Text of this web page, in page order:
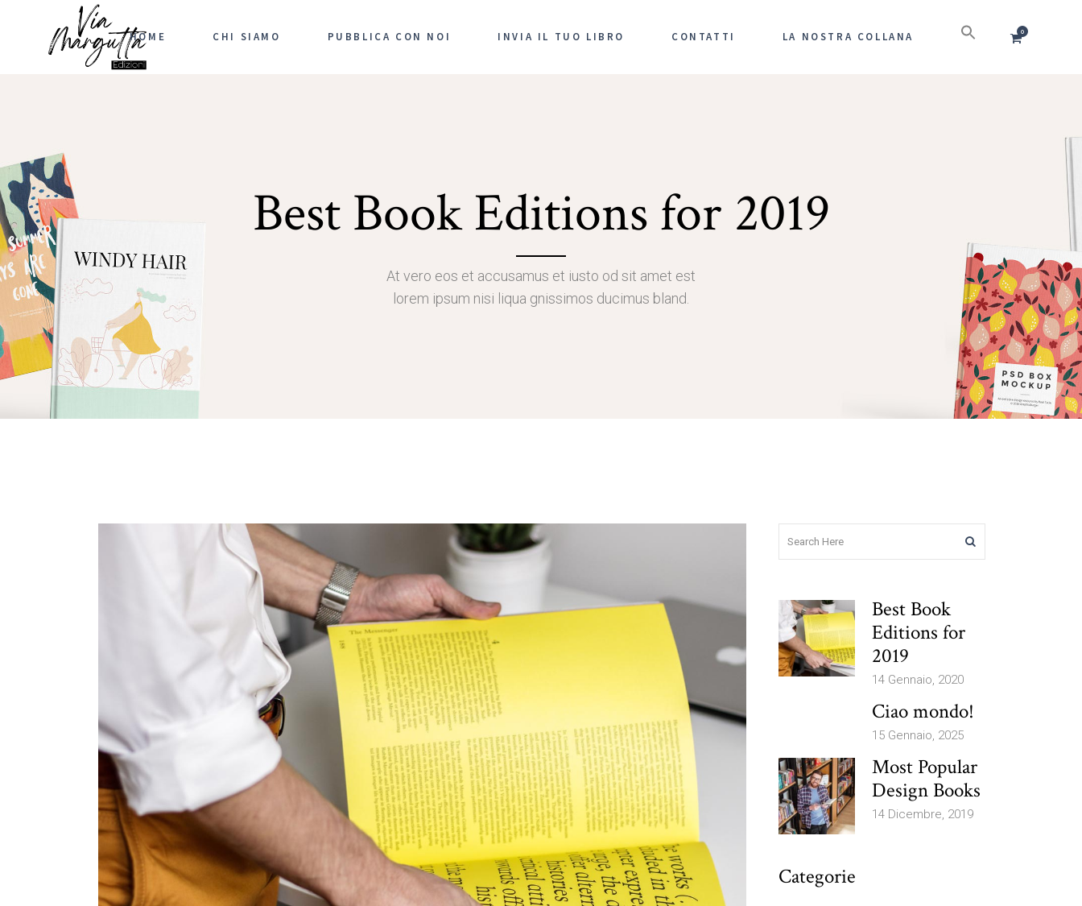
0
HOME CHI SIAMO PUBBLICA CON NOI INVIA IL TUO LIBRO CONTATTI LA NOSTRA COLLANA
Best Book Editions for 2019
At vero eos et accusamus et iusto od sit amet est
lorem ipsum nisi liqua gnissimos ducimus bland.
Best Book
Editions for
2019
14 Gennaio, 2020
Ciao mondo!
15 Gennaio, 2025
Most Popular
Design Books
14 Dicembre, 2019
Categorie